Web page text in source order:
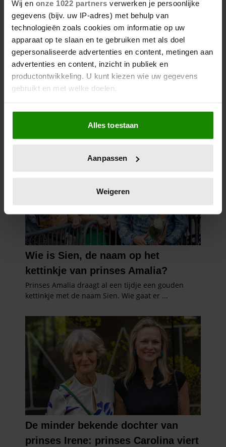
Wij en onze 1022 partners verwerken je persoonlijke
gegevens (bijv. uw IP-adres) met behulp van
technologieën zoals cookies om informatie op uw
apparaat op te slaan en te gebruiken met als doel
gepersonaliseerde advertenties en content, metingen aan
advertenties en content, inzicht in publiek en
productontwikkeling. U kunt kiezen wie uw gegevens
gebruikt en met welke doelen.
Als u het toestaat, willen we ook graag:
Informatie verzamelen over uw geografische
locatie, die tot een paar meter nauwkeurig kan zijn
scannen op specifieke eigenschappen (fingerprinting)
verwerkt en stel uw voorkeuren in het
intrekken in de Cookieverklaring.
We gebruiken cookies om content en advertenties te
personaliseren, om functies voor social media te bieden
en om ons websiteverkeer te analyseren. Ook delen we
informatie over uw gebruik van onze site met onze
partners voor social media, adverteren en analyse. Deze
partners kunnen deze gegevens combineren met andere
verzameld op basis van uw gebruik van hun services. U
gaat akkoord met onze cookies als u onze website blijft
gebruiken.
Alles toestaan
Aanpassen
Weigeren